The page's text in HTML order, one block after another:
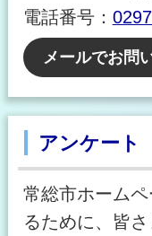
電話番号：
メールでお問
アンケート
常総市ホーム
るために、皆